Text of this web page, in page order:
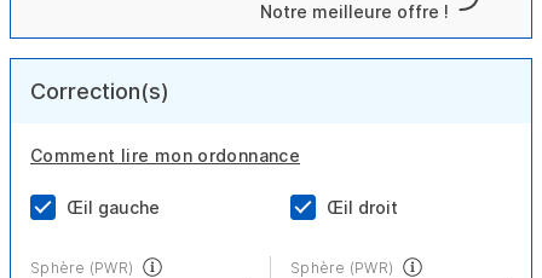
Notre meilleure offre !
Correction(s)
Comment lire mon ordonnance
Œil gauche Œil droit
Sphère (PWR) Sphère (PWR)